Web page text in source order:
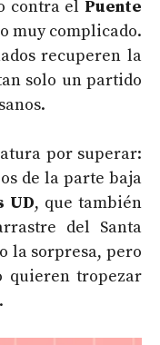
contra el Puente
muy complicado.
recuperen la
solo un partido
por superar:
de la parte baja
UD, que también
del Santa
la sorpresa, pero
quieren tropezar